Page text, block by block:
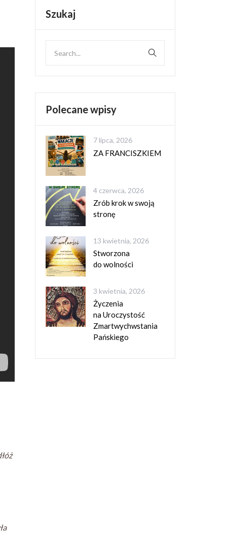
Szukaj
Polecane wpisy
7 lipca, 2026
ZA FRANCISZKIEM
4 czerwca, 2026
Zrób krok w swoją
stronę
13 kwietnia, 2026
Stworzona
do wolności
3 kwietnia, 2026
Życzenia
na Uroczystość
Zmartwychwstania
Pańskiego